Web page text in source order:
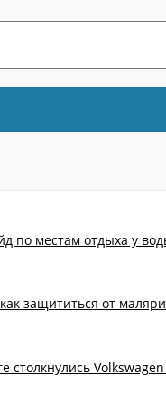
по местам отдыха у
защититься от
столкнулись